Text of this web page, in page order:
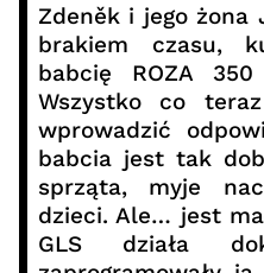
Zdeněk i jego żona
brakiem czasu,
babcię ROZA
Wszystko co
wprowadzić
babcia jest tak
sprząta, myje
dzieci. Ale… jest
GLS działa